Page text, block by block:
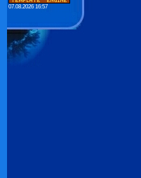
07.08.2026 16:57